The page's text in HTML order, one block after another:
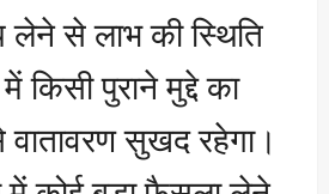
लेने से लाभ की स्थिति
किसी पुराने मुद्दे का
वातावरण सुखद रहेगा।